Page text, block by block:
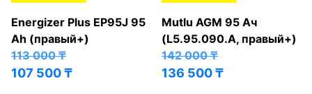
Energizer Plus EP95J 95
Ah (правый+)
113 000₸
107 500₸
Mutlu AGM 95 Ач
(L5.95.090.A, правый+)
142 000₸
136 500₸